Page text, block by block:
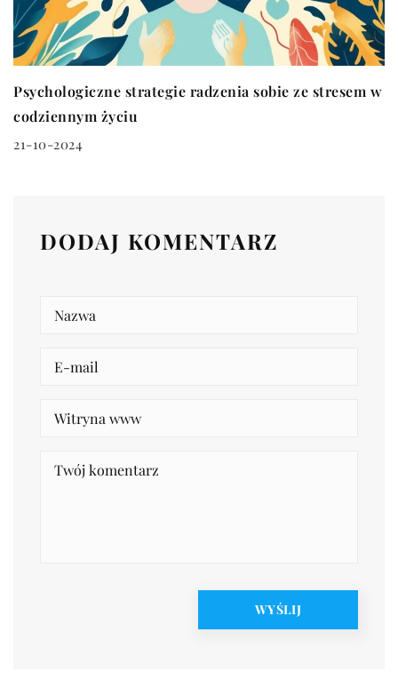
Psychologiczne strategie radzenia sobie ze stresem w
codziennym życiu
21-10-2024
DODAJ KOMENTARZ